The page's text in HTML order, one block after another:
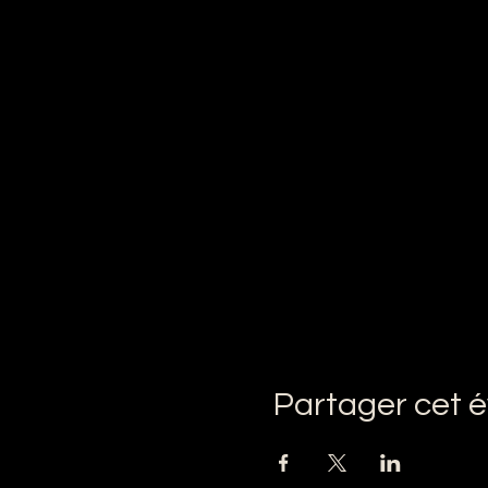
Partager cet